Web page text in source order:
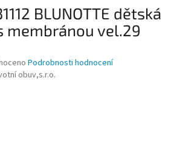
BLUNOTTE dětská
membránou vel.29
Podrobnosti hodnocení
obuv,s.r.o.